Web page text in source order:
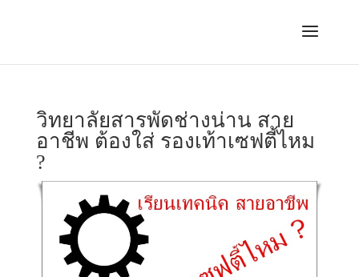
วิทยาลัยสารพัดช่างน่าน สาย
อาชีพ ต้องใส่ รองเท้าเซฟตี้ไหม
?